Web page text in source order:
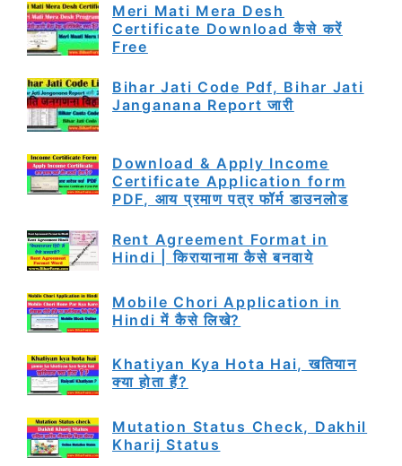
Meri Mati Mera Desh
Certificate Download कैसे करें
Free
Bihar Jati Code Pdf, Bihar Jati
Janganana Report जारी
Download & Apply Income
Certificate Application form
PDF, आय प्रमाण पत्र फॉर्म डाउनलोड
Rent Agreement Format in
Hindi | किरायानामा कैसे बनवाये
Mobile Chori Application in
Hindi में कैसे लिखे?
Khatiyan Kya Hota Hai, खतियान
क्या होता हैं?
Mutation Status Check, Dakhil
Kharij Status